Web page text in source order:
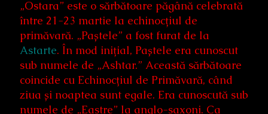
„Ostara” este o sărbătoare păgână celebrată
între 21-23 martie la echinocțiul de
primăvară. „Paștele” a fost furat de la
Astarte. În mod inițial, Paștele era cunoscut
sub numele de „Ashtar.” Această sărbătoare
coincide cu Echinocțiul de Primăvară, când
ziua și noaptea sunt egale. Era cunoscută sub
numele de „Eastre” la anglo-saxoni. Ca